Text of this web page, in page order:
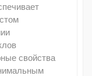
свойства